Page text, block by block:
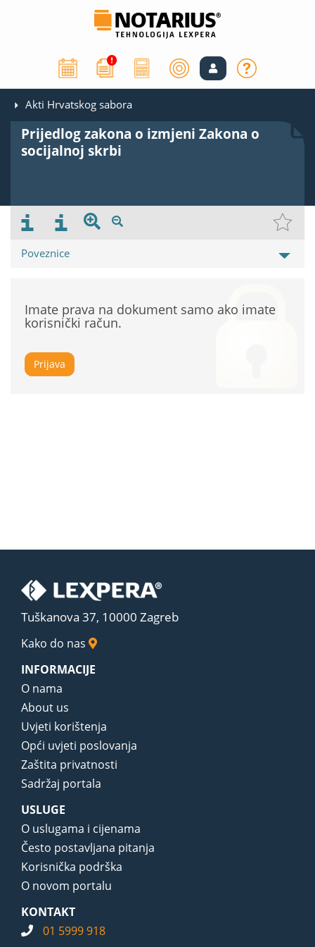
Akti Hrvatskog sabora
Prijedlog zakona o izmjeni Zakona o
socijalnoj skrbi
Poveznice
Imate prava na dokument samo ako imate
korisnički račun.
Prijava
Tuškanova 37, 10000 Zagreb
Kako do nas
INFORMACIJE
O nama
About us
Uvjeti korištenja
Opći uvjeti poslovanja
Zaštita privatnosti
Sadržaj portala
USLUGE
O uslugama i cijenama
Često postavljana pitanja
Korisnička podrška
O novom portalu
KONTAKT
01 5999 918